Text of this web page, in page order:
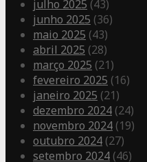
julho 2025 (43)
junho 2025 (36)
maio 2025 (43)
abril 2025 (28)
março 2025 (21)
fevereiro 2025 (16)
janeiro 2025 (21)
dezembro 2024 (24)
novembro 2024 (19)
outubro 2024 (27)
setembro 2024 (46)